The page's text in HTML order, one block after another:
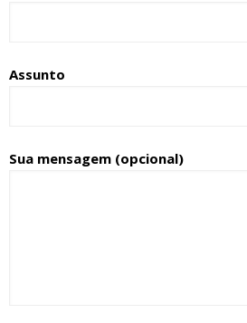
Assunto
Sua mensagem (opcional)